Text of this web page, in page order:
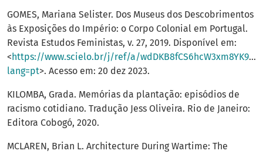
GOMES, Mariana Selister. Dos Museus dos Descobrimentos
às Exposições do Império: o Corpo Colonial em Portugal.
Revista Estudos Feministas, v. 27, 2019. Disponível em:
< https://www.scielo.br/j/ref/a/
lang=pt>. Acesso em: 20 dez 2023.
KILOMBA, Grada. Memórias da plantação: episódios de
racismo cotidiano. Tradução Jess Oliveira. Rio de Janeiro:
Editora Cobogó, 2020.
MCLAREN, Brian L. Architecture During Wartime: The